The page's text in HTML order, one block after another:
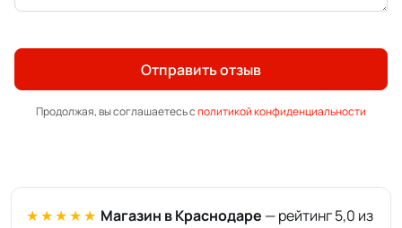
Отправить отзыв
Продолжая, вы соглашаетесь сполитикой конфиденциальности
★★★★★ Магазин в Краснодаре — рейтинг 5,0 из